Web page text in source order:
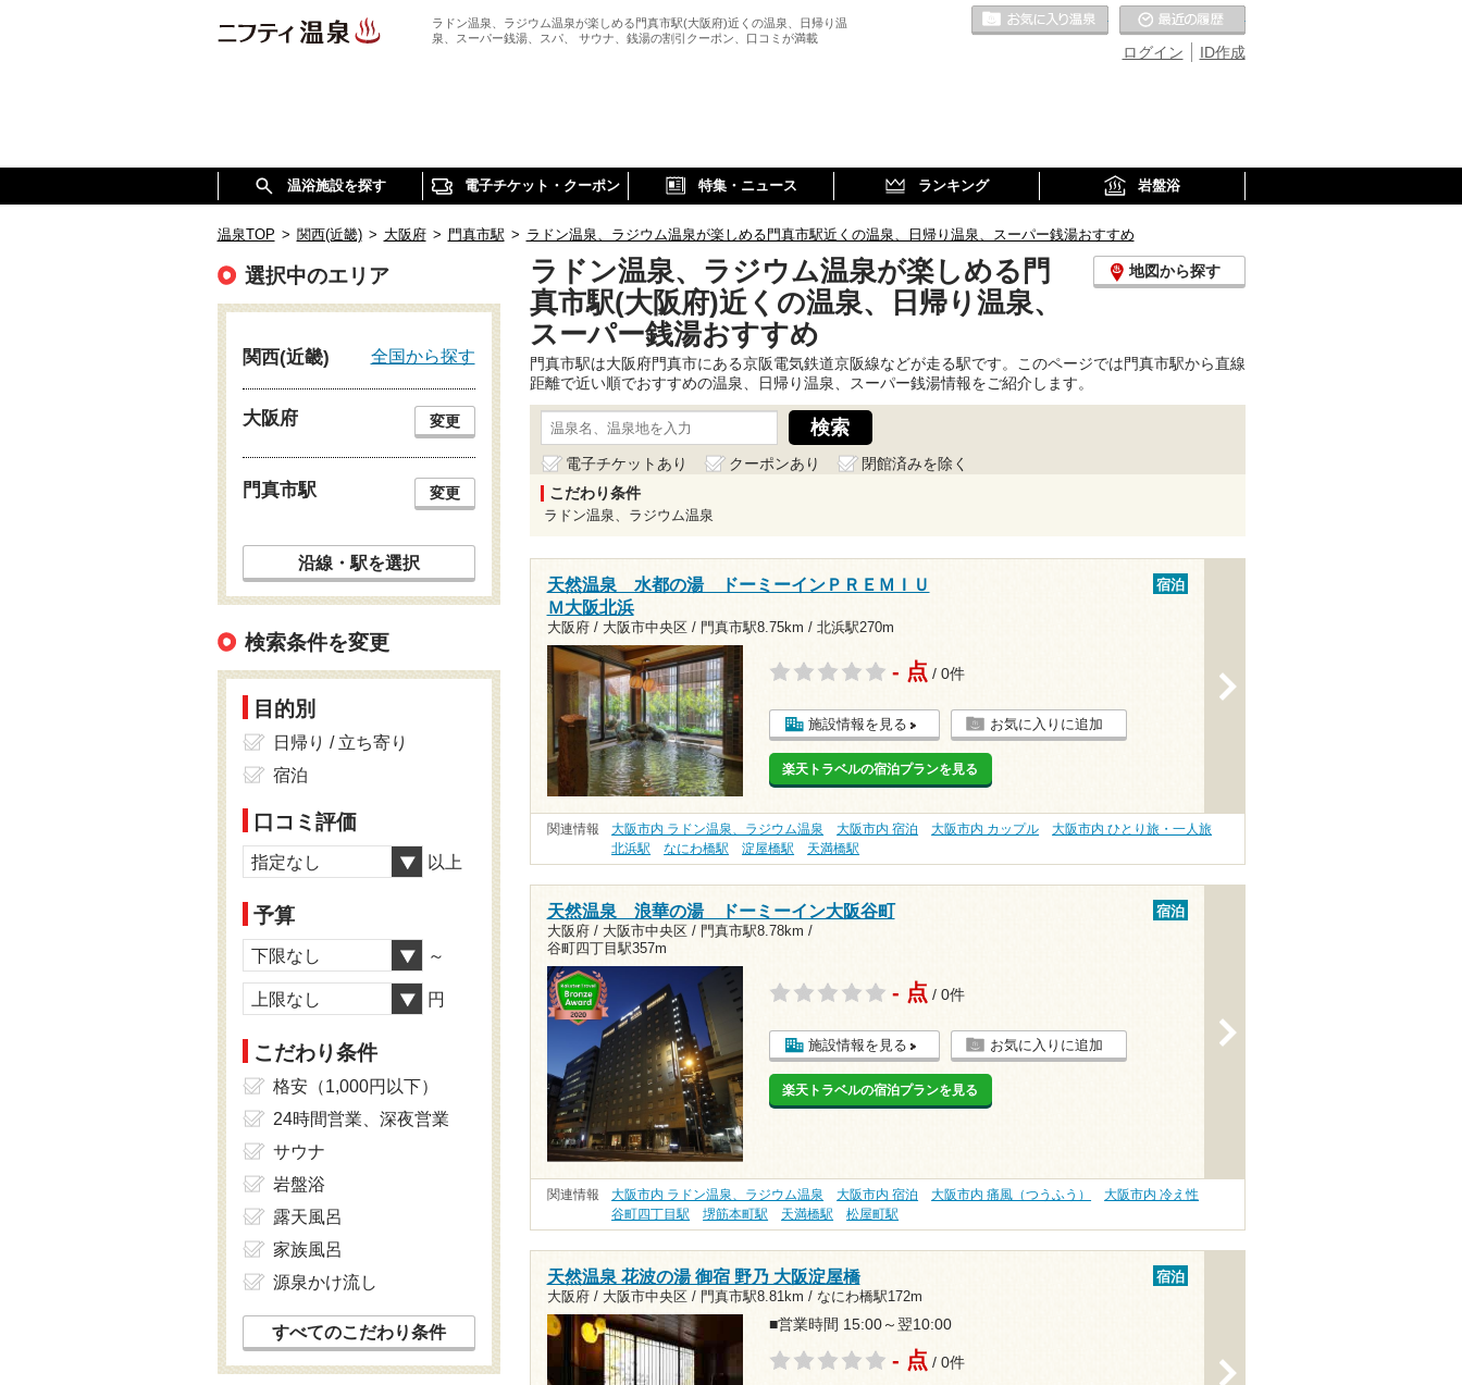
ラドン温泉、ラジウム温泉が楽しめる門真市駅(大阪府)近くの温泉、日帰り温
泉、スーパー銭湯、スパ、 サウナ、銭湯の割引クーポン、口コミが満載
ID作成
ログイン
お気に入りの温泉
温浴施設を探す 電子チケット・クーポン 特集・ニュース ランキング 岩盤浴
温泉TOP > 関西(近畿) > 大阪府 > 門真市駅 > ラドン温泉、ラジウム温泉が楽しめる門真市駅近くの温泉、日帰り温泉、スーパー銭湯おすすめ
ラドン温泉、ラジウム温泉が楽しめる門
真市駅(大阪府)近くの温泉、日帰り温泉、
スーパー銭湯おすすめ
地図から探す
門真市駅は大阪府門真市にある京阪電気鉄道京阪線などが走る駅です。このページでは門真市駅から直線
距離で近い順でおすすめの温泉、日帰り温泉、スーパー銭湯情報をご紹介します。
電子チケットあり クーポンあり
閉館済みを除く
こだわり条件
ラドン温泉、ラジウム温泉
天然温泉 水都の湯 ドーミーインＰＲＥＭＩＵ
Ｍ大阪北浜
大阪府 / 大阪市中央区 / 門真市駅8.75km / 北浜駅270m
宿泊
- 点 / 0件
施設情報を見る お気に入りに追加
楽天トラベルの宿泊プランを見る
関連情報 大阪市内 ラドン温泉、ラジウム温泉 大阪市内 宿泊 大阪市内 カップル
大阪市内 ひとり旅・一人旅
北浜駅
なにわ橋駅 淀屋橋駅 天満橋駅
天然温泉 浪華の湯 ドーミーイン大阪谷町
大阪府 / 大阪市中央区 / 門真市駅8.78km /
谷町四丁目駅357m
宿泊
- 点 / 0件
施設情報を見る お気に入りに追加
楽天トラベルの宿泊プランを見る
関連情報 大阪市内 ラドン温泉、ラジウム温泉 大阪市内 宿泊 大阪市内 痛風（つうふう）
大阪市内 冷え性
谷町四丁目駅
堺筋本町駅 天満橋駅 松屋町駅
天然温泉 花波の湯 御宿 野乃 大阪淀屋橋
大阪府 / 大阪市中央区 / 門真市駅8.81km / なにわ橋駅172m
宿泊
■営業時間 15:00～翌10:00
- 点 / 0件
選択中のエリア
関西(近畿) 全国から探す
大阪府 変更
門真市駅 変更
沿線・駅を選択
検索条件を変更
目的別
日帰り / 立ち寄り
宿泊
口コミ評価
指定なし 以上
予算
下限なし ～
上限なし 円
こだわり条件
格安（1,000円以下）
24時間営業、深夜営業
サウナ
岩盤浴
露天風呂
家族風呂
源泉かけ流し
すべてのこだわり条件